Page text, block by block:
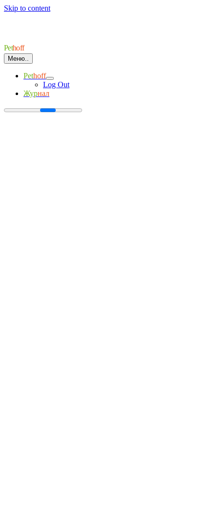
Skip to content
Pethoff
Меню..
Pethoff
Log Out
Журнал